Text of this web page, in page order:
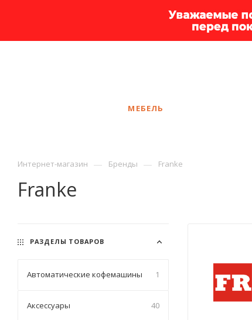
МЕБЕЛЬ
Интернет-магазин — Бренды — Franke
Franke
РАЗДЕЛЫ ТОВАРОВ
Автоматические кофемашины 1
Аксессуары 40